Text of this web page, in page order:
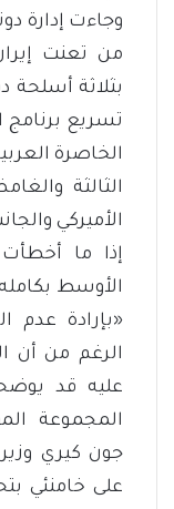
وجاءت إدارة
من تعنت
بثلاثة أسلحة
تسريع برنامج
الخاصرة
الثالثة
الأميركي
إذا ما
الأوسط
«بإرادة عدم
الرغم من أن
عليه قد
المجموعة
جون كيري وزير
على خامنئي